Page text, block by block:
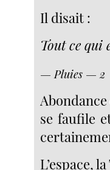
Il disait :
Tout ce qui
— Pluies — 2
se faufile
L’espace,